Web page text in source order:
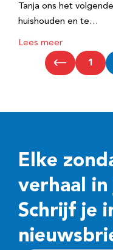
Tanja ons het
huishouden en te…
Lees meer
1
Elke
verhaal
Schrijf je